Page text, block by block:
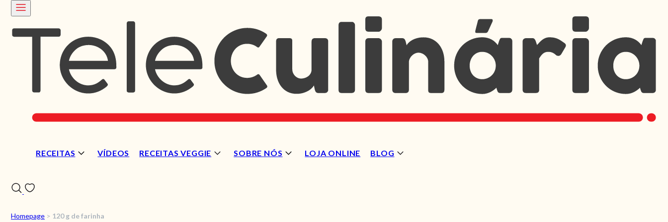
RECEITAS VÍDEOS RECEITAS VEGGIE SOBRE NÓS LOJA ONLINE BLOG
Homepage > 120 g de farinha